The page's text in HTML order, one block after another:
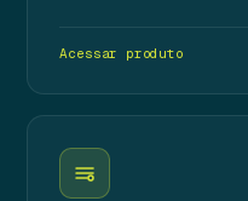
Acessar produto